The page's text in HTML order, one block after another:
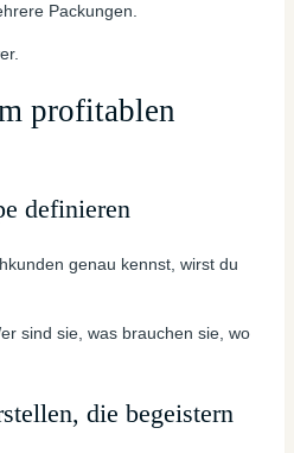
Packungen.
profitablen
definieren
genau kennst, wirst du
sind sie, was brauchen sie, wo
die begeistern